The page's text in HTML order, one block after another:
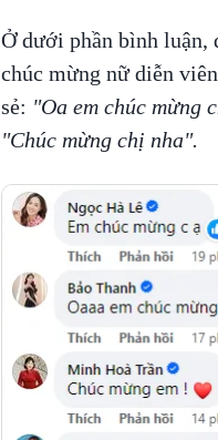
Ở dưới phần bình luận,
chúc mừng nữ diễn
sẻ: "Oa em chúc mừng
"Chúc mừng chị nha".